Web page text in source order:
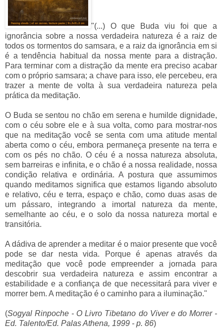
"(...) O que Buda viu foi que a
ignorância sobre a nossa verdadeira natureza é a raiz de
todos os tormentos do samsara, e a raiz da ignorância em si
é a tendência habitual da nossa mente para a distração.
Para terminar com a distração da mente era preciso acabar
com o próprio samsara; a chave para isso, ele percebeu, era
trazer a mente de volta à sua verdadeira natureza pela
prática da meditação.
O Buda se sentou no chão em serena e humilde dignidade,
com o céu sobre ele e à sua volta, como para mostrar-nos
que na meditação você se senta com uma atitude mental
aberta como o céu, embora permaneça presente na terra e
com os pés no chão. O céu é a nossa natureza absoluta,
sem barreiras e infinita, e o chão é a nossa realidade, nossa
condição relativa e ordinária. A postura que assumimos
quando meditamos significa que estamos ligando absoluto
e relativo, céu e terra, espaço e chão, como duas asas de
um pássaro, integrando a imortal natureza da mente,
semelhante ao céu, e o solo da nossa natureza mortal e
transitória.
A dádiva de aprender a meditar é o maior presente que você
pode se dar nesta vida. Porque é apenas através da
meditação que você pode empreender a jornada para
descobrir sua verdadeira natureza e assim encontrar a
estabilidade e a confiança de que necessitará para viver e
morrer bem. A meditação é o caminho para a iluminação."
(Sogyal Rinpoche - O Livro Tibetano do Viver e do Morrer -
Ed. Talento/Ed. Palas Athena, 1999 - p. 86)